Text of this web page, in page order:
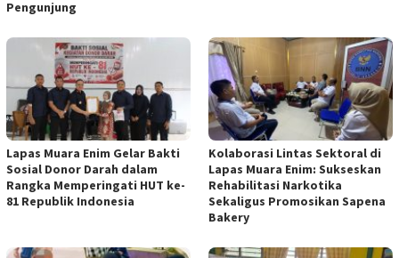
Pengunjung
Lapas Muara Enim Gelar Bakti
Sosial Donor Darah dalam
Rangka Memperingati HUT ke-
81 Republik Indonesia
Kolaborasi Lintas Sektoral di
Lapas Muara Enim: Sukseskan
Rehabilitasi Narkotika
Sekaligus Promosikan Sapena
Bakery